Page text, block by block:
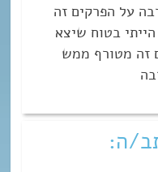
על הפרקים זה
בטוח שיצא
זה מטורף ממש
ה: